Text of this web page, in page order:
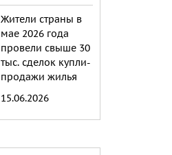
Жители страны в
мае 2026 года
провели свыше 30
тыс. сделок купли-
продажи жилья
15.06.2026